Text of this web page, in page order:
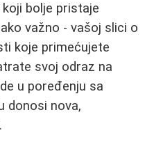
bolje pristaje
važno - vašoj slici o
koje primećujete
svoj odraz na
u poređenju sa
donosi nova,